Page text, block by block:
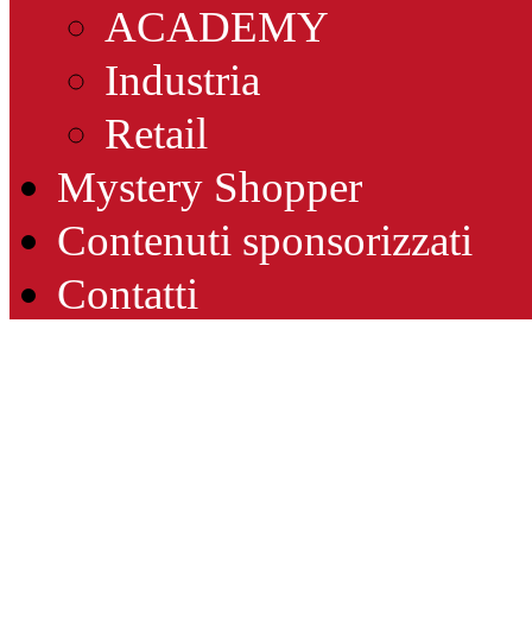
ACADEMY
Industria
Retail
Mystery Shopper
Contenuti sponsorizzati
Contatti